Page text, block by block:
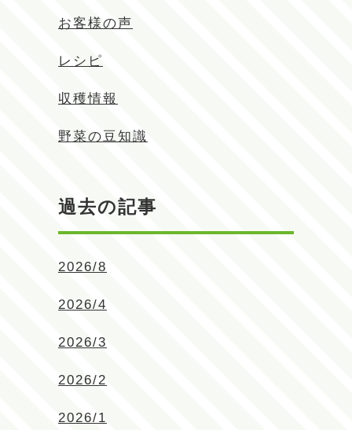
お客様の声
レシピ
収穫情報
野菜の豆知識
過去の記事
2026/8
2026/4
2026/3
2026/2
2026/1